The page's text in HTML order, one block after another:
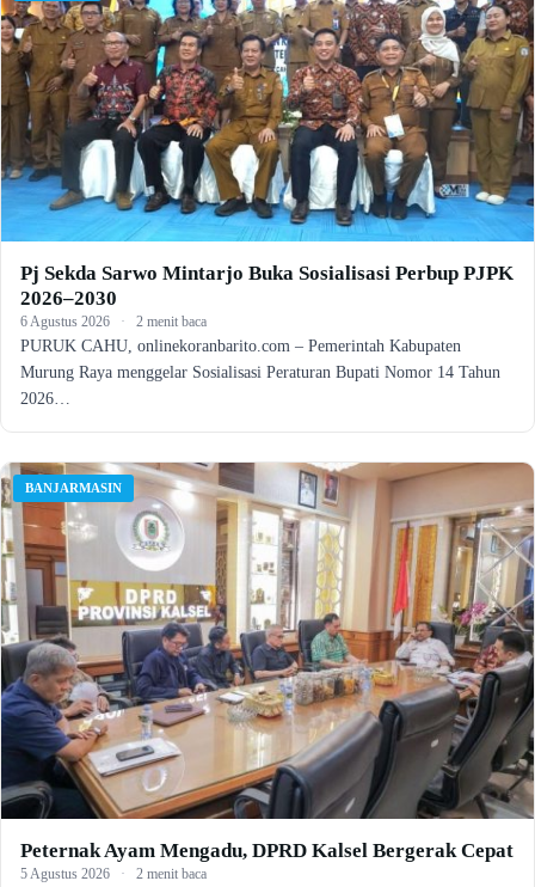
Pj Sekda Sarwo Mintarjo Buka Sosialisasi Perbup PJPK
2026–2030
6 Agustus 2026 · 2 menit baca
PURUK CAHU, onlinekoranbarito.com – Pemerintah Kabupaten
Murung Raya menggelar Sosialisasi Peraturan Bupati Nomor 14 Tahun
2026…
BANJARMASIN
Peternak Ayam Mengadu, DPRD Kalsel Bergerak Cepat
5 Agustus 2026 · 2 menit baca